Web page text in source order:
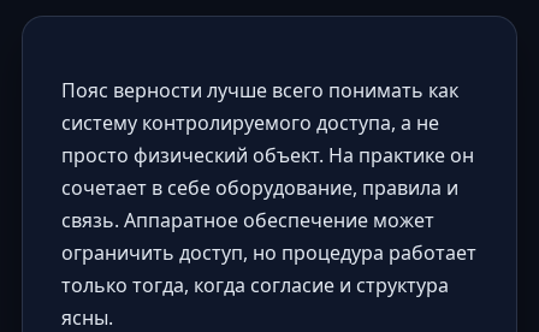
Пояс верности лучше всего понимать как
систему контролируемого доступа, а не
просто физический объект. На практике он
сочетает в себе оборудование, правила и
связь. Аппаратное обеспечение может
ограничить доступ, но процедура работает
только тогда, когда согласие и структура
ясны.